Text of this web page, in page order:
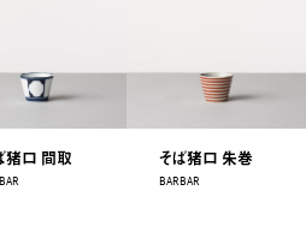
猪口 間取 そば猪口 朱巻
BARBAR